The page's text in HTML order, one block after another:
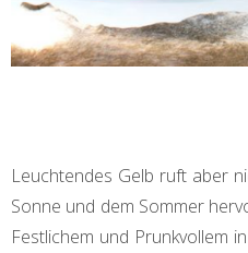
Leuchtendes Gelb ruft aber
Sonne und dem Sommer
Festlichem und Prunkvollem